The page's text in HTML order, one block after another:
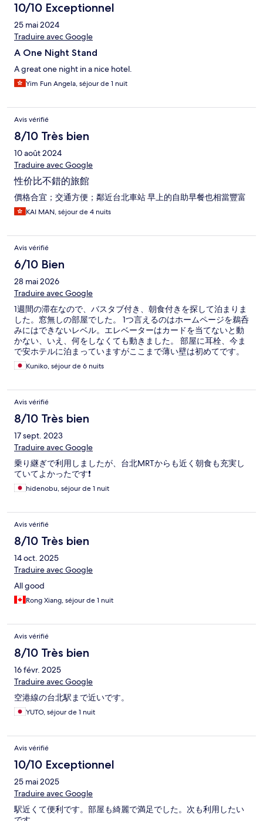
10/10 Exceptionnel
25 mai 2024
Traduire avec Google
A One Night Stand
A great one night in a nice hotel.
Yim Fun Angela, séjour de 1 nuit
Avis vérifié
8/10 Très bien
10 août 2024
Traduire avec Google
性价比不錯的旅館
價格合宜；交通方便；鄰近台北車站 早上的自助早餐也相當豐富
KAI MAN, séjour de 4 nuits
Avis vérifié
6/10 Bien
28 mai 2026
Traduire avec Google
1週間の滞在なので、バスタブ付き、朝食付きを探して泊まりま
した。窓無しの部屋でした。 1つ言えるのはホームページを鵜呑
みにはできないレベル。エレベーターはカードを当てないと動
かない、いえ、何をしなくても動きました。 部屋に耳栓、今ま
で安ホテルに泊まっていますがここまで薄い壁は初めてです。
ライトのスイッチがドア付近にあり、行かないとダメ、そして
全部消さないと明る過ぎて寝られない、消すと真っ暗。極端す
す。 そして朝食会場の隅ではスタッフが寝ていますし、自分の
食事を堂々と取って食べていました。 ラウンジは、荷物を置い
たインバウンズが占領するレベル、スペースはありません。 場
所は良かったですが、次回は多少高くても隣に泊まろうかなと
思いました。
Kuniko, séjour de 6 nuits
Avis vérifié
8/10 Très bien
17 sept. 2023
Traduire avec Google
乗り継ぎで利用しましたが、台北MRTからも近く朝食も充実し
ていてよかったです❗
hidenobu, séjour de 1 nuit
Avis vérifié
8/10 Très bien
14 oct. 2025
Traduire avec Google
All good
Rong Xiang, séjour de 1 nuit
Avis vérifié
8/10 Très bien
16 févr. 2025
Traduire avec Google
空港線の台北駅まで近いです。
YUTO, séjour de 1 nuit
Avis vérifié
10/10 Exceptionnel
25 mai 2025
Traduire avec Google
駅近くて便利です。部屋も綺麗で満足でした。次も利用したい